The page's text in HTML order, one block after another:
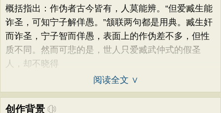
概括指出：作伪者古今皆有，人莫能辨。“但爱臧生能
诈圣，可知宁子解佯愚。”颔联两句都是用典。臧生奸
而诈圣，宁子智而佯愚，表面上的作伪差不多，但性
质不同。然而可悲的是，世人只爱臧武仲式的假圣
人，却不晓得
阅读全文 ∨
创作背景